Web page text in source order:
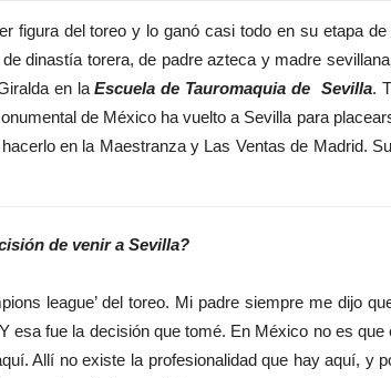
del toreo y lo ganó casi todo en su etapa de
dinastía torera, de padre azteca y madre
en laEscuela de Tauromaquia de Sevilla.
de México ha vuelto a Sevilla para
en la Maestranza y Las Ventas de Madrid.
de venir a Sevilla?
league’ del toreo. Mi padre siempre me dijo
esa fue la decisión que tomé. En México no es
Allí no existe la profesionalidad que hay aquí, y